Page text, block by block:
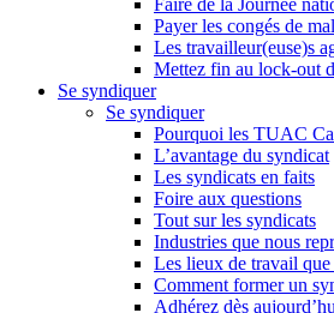
Payer les congés de
Les travailleur(euse)s
Mettez fin au lock-out
Se syndiquer
Se syndiquer
Pourquoi les TUAC
L’avantage du syndicat
Les syndicats en faits
Foire aux questions
Tout sur les syndicats
Industries que nous
Les lieux de travail que
Comment former un
Adhérez dès